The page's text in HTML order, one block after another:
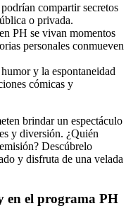
compartir secretos
o privada.
PH se vivan momentos
personales conmueven
y la espontaneidad
cómicas y
brindar un espectáculo
y diversión. ¿Quién
Descúbrelo
y disfruta de una velada
en el programa PH